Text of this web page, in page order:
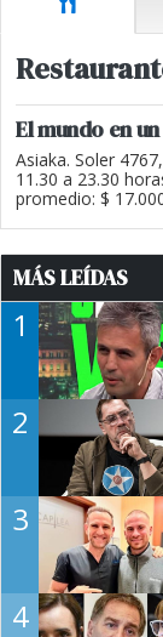
El mundo en
Asiaka. Soler
11.30 a 23.30
promedio: $
MÁS LEÍDAS
1
2
3
4